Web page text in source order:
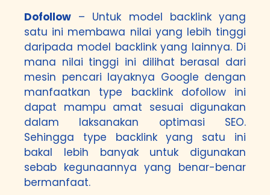
Dofollow – Untuk model backlink yang
satu ini membawa nilai yang lebih tinggi
daripada model backlink yang lainnya. Di
mana nilai tinggi ini dilihat berasal dari
mesin pencari layaknya Google dengan
manfaatkan type backlink dofollow ini
dapat mampu amat sesuai digunakan
dalam laksanakan optimasi SEO.
Sehingga type backlink yang satu ini
bakal lebih banyak untuk digunakan
sebab kegunaannya yang benar-benar
bermanfaat.